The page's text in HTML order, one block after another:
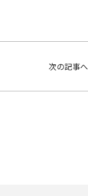
次の記事へ